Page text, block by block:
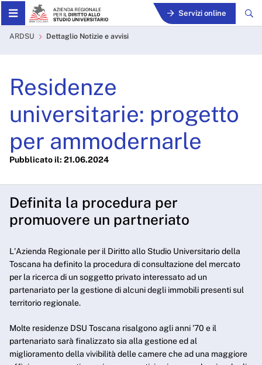
Skip to Main Content Servizi online
Residenze universitarie:
ARDSU Dettaglio Notizie e avvisi
Residenze
universitarie: progetto
per ammodernarle
Pubblicato il: 21.06.2024
Definita la procedura per
promuovere un partneriato
L'Azienda Regionale per il Diritto allo Studio Universitario della
Toscana ha definito la procedura di consultazione del mercato
per la ricerca di un soggetto privato interessato ad un
partenariato per la gestione di alcuni degli immobili presenti sul
territorio regionale.
Molte residenze DSU Toscana risalgono agli anni '70 e il
partenariato sarà finalizzato sia alla gestione ed al
miglioramento della vivibilità delle camere che ad una maggiore